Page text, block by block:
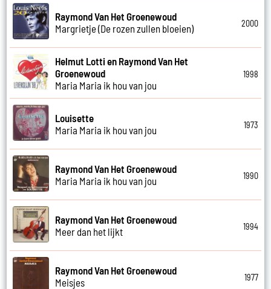
Raymond Van Het Groenewoud
Margrietje (De rozen zullen bloeien)
2000
Helmut Lotti en Raymond Van Het
Groenewoud
Maria Maria ik hou van jou
1998
Louisette
Maria Maria ik hou van jou
1973
Raymond Van Het Groenewoud
Maria Maria ik hou van jou
1990
Raymond Van Het Groenewoud
Meer dan het lijkt
1994
Raymond Van Het Groenewoud
Meisjes
1977